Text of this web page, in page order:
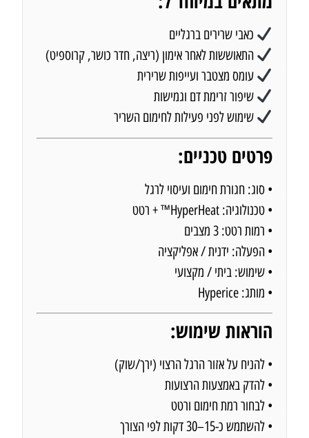
כאבי שרירים ברגליים
התאוששות לאחר אימון (ריצה, חדר כושר, קרוספיט)
עומס מצטבר ועייפות שרירית
שיפור זרימת דם וגמישות
שימוש לפני פעילות לחימום השריר
פרטים טכניים:
• סוג: חגורת חימום ועיסוי לרגל
• טכנולוגיה: HyperHeat™ + רטט
• רמות רטט: 3 מצבים
• הפעלה: ידנית / אפליקציה
• שימוש: ביתי / מקצועי
• מותג: Hyperice
הוראות שימוש:
• להניח על אזור הרגל הרצוי (ירך/שוק)
• להדק באמצעות הרצועות
• לבחור רמת חימום ורטט
• להשתמש כ-15–30 דקות לפי הצורך